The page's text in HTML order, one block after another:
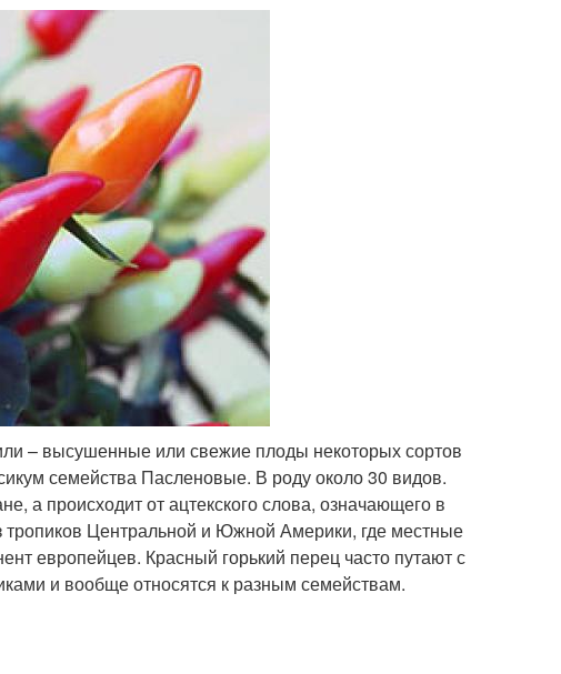
– высушенные или свежие плоды некоторых сортов
семейства Пасленовые. В роду около 30 видов.
а происходит от ацтекского слова, означающего в
Центральной и Южной Америки, где местные
европейцев. Красный горький перец часто путают с
и вообще относятся к разным семействам.